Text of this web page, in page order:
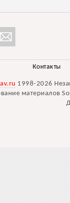
Контакты
1998-2026
материалов